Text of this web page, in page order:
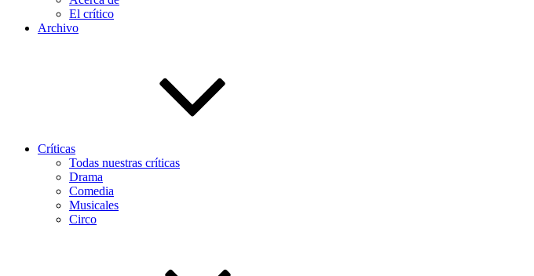
El crítico
Archivo
Críticas
Todas nuestras críticas
Drama
Comedia
Musicales
Circo